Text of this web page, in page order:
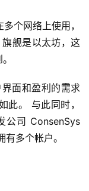
个网络上使用，
舰是以太坊，这
面和盈利的需求
此。 与此同时，
公司 ConsenSys
多个帐户。